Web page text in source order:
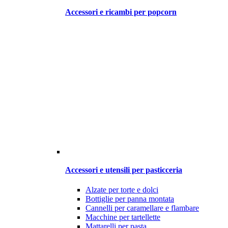
Accessori e ricambi per popcorn
Accessori e utensili per pasticceria
Alzate per torte e dolci
Bottiglie per panna montata
Cannelli per caramellare e flambare
Macchine per tartellette
Mattarelli per pasta